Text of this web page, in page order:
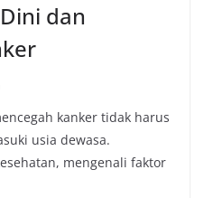
dan
kanker tidak harus
usia dewasa.
mengenali faktor